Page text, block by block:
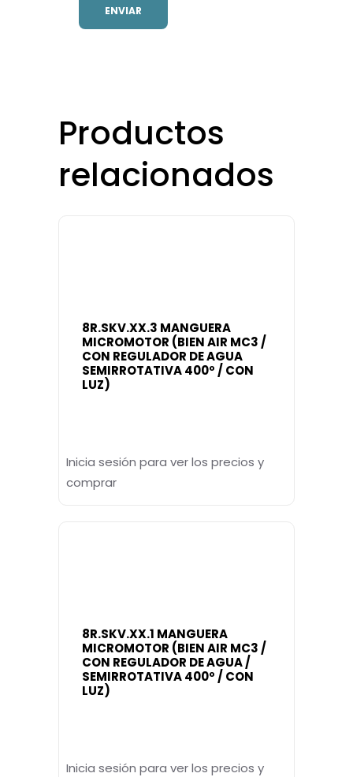
Productos
relacionados
8R.SKV.XX.3 MANGUERA
MICROMOTOR (BIEN AIR MC3 /
CON REGULADOR DE AGUA
SEMIRROTATIVA 400º / CON
LUZ)
Inicia sesión para ver los precios y
comprar
8R.SKV.XX.1 MANGUERA
MICROMOTOR (BIEN AIR MC3 /
CON REGULADOR DE AGUA /
SEMIRROTATIVA 400º / CON
LUZ)
Inicia sesión para ver los precios y